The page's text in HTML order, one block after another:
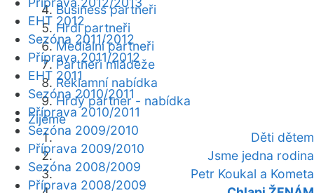
Business partneři
Hrdí partneři
Mediální partneři
Partneři mládeže
Reklamní nabídka
Hrdý partner - nabídka
Žijeme
Děti dětem
Jsme jedna rodina
Petr Koukal a Kometa
EHT 2012
Sezóna 2011/2012
Příprava 2011/2012
EHT 2011
Sezóna 2010/2011
Příprava 2010/2011
Sezóna 2009/2010
Příprava 2009/2010
Sezóna 2008/2009
Příprava 2008/2009